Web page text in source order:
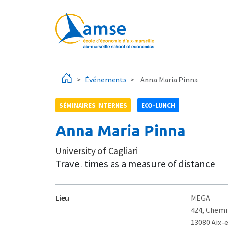
Événements Anna Maria Pinna
SÉMINAIRES INTERNES ECO-LUNCH
Anna Maria Pinna
University of Cagliari
Travel times as a measure of distance
Lieu
MEGA
424,
13080 Aix-